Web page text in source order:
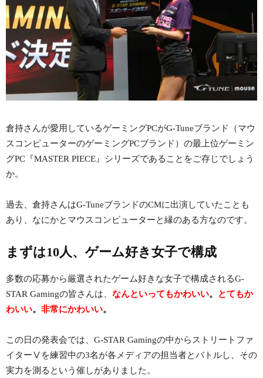
倉持さんが愛用しているゲーミングPCがG-Tuneブランド（マウ
スコンピューターのゲーミングPCブランド）の最上位ゲーミン
グPC『MASTER PIECE』シリーズであることをご存じでしょう
か。
過去、倉持さんはG-TuneブランドのCMに出演していたことも
あり、なにかとマウスコンピューターと縁のある方なのです。
まずは10人、ゲーム好き女子で構成
多数の応募から厳選されたゲーム好きな女子で構成されるG-
STAR Gamingの皆さんは、 なんといってもかわいい。
とてもか
わいい。 非常にかわいい。
この日の発表会では、G-STAR Gamingの中からストリートファ
イターⅤを練習中の3名が各メディアの担当者とバトルし、その
実力を測るという催しがありました。